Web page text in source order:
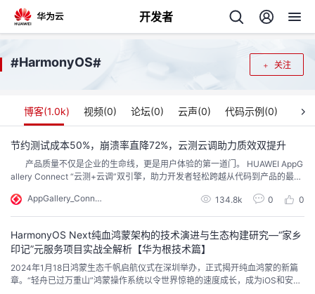
开发者
回
个
人
主
页
我
的
开
我
的
我
关注
#HarmonyOS#
博客(1.0k) 视频(0) 论坛(0) 云声(0) 代码示例(0)
节约测试成本50%，崩溃率直降72%，云测云调助力质效双提升
产品质量不仅是企业的生命线，更是用户体验的第一道门。 HUAWEI AppG
allery Connect “云测+云调”双引擎，助力开发者轻松跨越从代码到产品的最后
中的测试环节，常面临成本高企、效率低下、技术门槛高等挑战。HUAWEI Ap
pGallery Connect 云测试提供一站式解决方案：...
AppGallery_Connect 134.8k 0 0
HarmonyOS Next纯血鸿蒙架构的技术演进与生态构建研究—“家乡
印记”元服务项目实战全解析【华为根技术篇】
2024年1月18日鸿蒙生态千帆启航仪式在深圳举办，正式揭开纯血鸿蒙的新篇
章。“轻舟已过万重山”鸿蒙操作系统以令世界惊艳的速度成长，成为iOS和安卓